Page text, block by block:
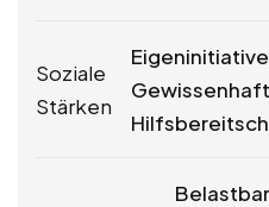
Soziale
Stärken